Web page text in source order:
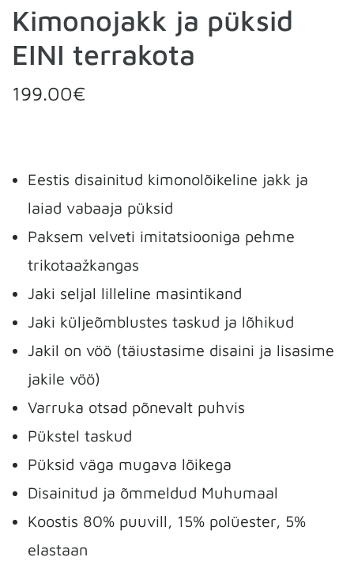
Kimonojakk ja püksid
EINI terrakota
199.00€
Eestis disainitud kimonolõikeline jakk ja
laiad vabaaja püksid
Paksem velveti imitatsiooniga pehme
trikotaažkangas
Jaki seljal lilleline masintikand
Jaki küljeõmblustes taskud ja lõhikud
Jakil on vöö (täiustasime disaini ja lisasime
jakile vöö)
Varruka otsad põnevalt puhvis
Pükstel taskud
Püksid väga mugava lõikega
Disainitud ja õmmeldud Muhumaal
Koostis 80% puuvill, 15% polüester, 5%
elastaan